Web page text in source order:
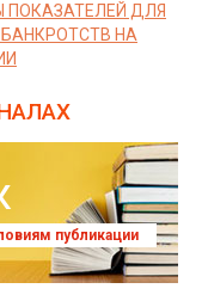
ДЛЯ
НА
публикации